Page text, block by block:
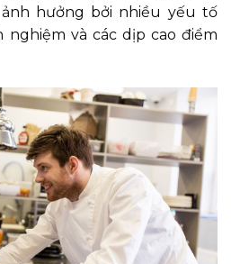
hưởng bởi nhiều yếu tố
nghiệm và các dịp cao điểm